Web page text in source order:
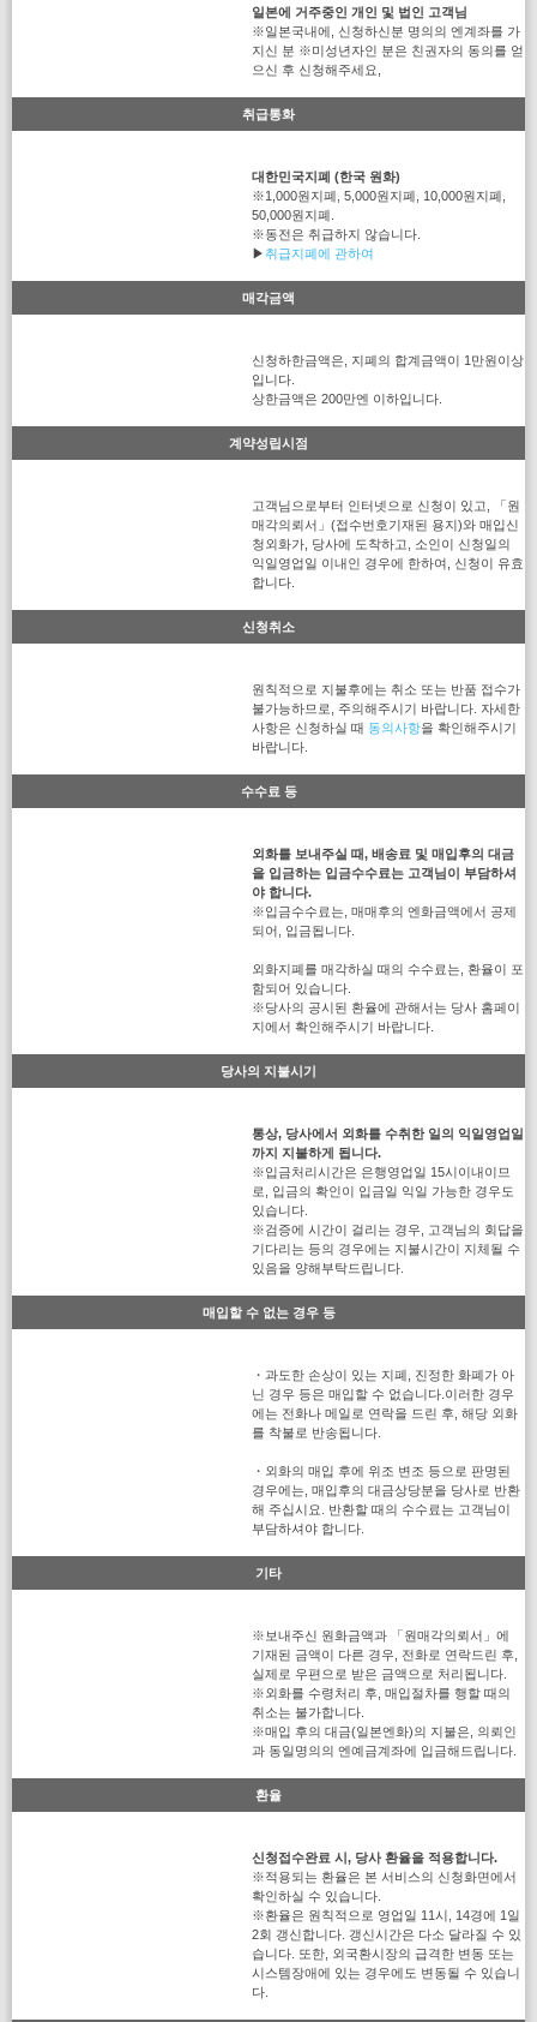
일본에 거주중인 개인 및 법인 고객님
※일본국내에, 신청하신분 명의의 엔계좌를 가
지신 분 ※미성년자인 분은 친권자의 동의를 얻
으신 후 신청해주세요,
취급통화
대한민국지폐 (한국 원화)
※1,000원지폐, 5,000원지폐, 10,000원지폐,
50,000원지폐.
※동전은 취급하지 않습니다.
▶취급지폐에 관하여
매각금액
신청하한금액은, 지폐의 합계금액이 1만원이상
입니다.
상한금액은 200만엔 이하입니다.
계약성립시점
고객님으로부터 인터넷으로 신청이 있고, 「원
매각의뢰서」(접수번호기재된 용지)와 매입신
청외화가, 당사에 도착하고, 소인이 신청일의
익일영업일 이내인 경우에 한하여, 신청이 유효
합니다.
신청취소
원칙적으로 지불후에는 취소 또는 반품 접수가
불가능하므로, 주의해주시기 바랍니다. 자세한
사항은 신청하실 때 동의사항을 확인해주시기
바랍니다.
수수료 등
외화를 보내주실 때, 배송료 및 매입후의 대금
을 입금하는 입금수수료는 고객님이 부담하셔
야 합니다.
※입금수수료는, 매매후의 엔화금액에서 공제
되어, 입금됩니다.
외화지폐를 매각하실 때의 수수료는, 환율이 포
함되어 있습니다.
※당사의 공시된 환율에 관해서는 당사 홈페이
지에서 확인해주시기 바랍니다.
당사의 지불시기
통상, 당사에서 외화를 수취한 일의 익일영업일
까지 지불하게 됩니다.
※입금처리시간은 은행영업일 15시이내이므
로, 입금의 확인이 입금일 익일 가능한 경우도
있습니다.
※검증에 시간이 걸리는 경우, 고객님의 회답을
기다리는 등의 경우에는 지불시간이 지체될 수
있음을 양해부탁드립니다.
매입할 수 없는 경우 등
・과도한 손상이 있는 지폐, 진정한 화폐가 아
닌 경우 등은 매입할 수 없습니다.이러한 경우
에는 전화나 메일로 연락을 드린 후, 해당 외화
를 착불로 반송됩니다.
・외화의 매입 후에 위조 변조 등으로 판명된
경우에는, 매입후의 대금상당분을 당사로 반환
해 주십시요. 반환할 때의 수수료는 고객님이
부담하셔야 합니다.
기타
※보내주신 원화금액과 「원매각의뢰서」에
기재된 금액이 다른 경우, 전화로 연락드린 후,
실제로 우편으로 받은 금액으로 처리됩니다.
※외화를 수령처리 후, 매입절차를 행할 때의
취소는 불가합니다.
※매입 후의 대금(일본엔화)의 지불은, 의뢰인
과 동일명의의 엔예금계좌에 입금해드립니다.
환율
신청접수완료 시, 당사 환율을 적용합니다.
※적용되는 환율은 본 서비스의 신청화면에서
확인하실 수 있습니다.
※환율은 원칙적으로 영업일 11시, 14경에 1일
2회 갱신합니다. 갱신시간은 다소 달라질 수 있
습니다. 또한, 외국환시장의 급격한 변동 또는
시스템장애에 있는 경우에도 변동될 수 있습니
다.